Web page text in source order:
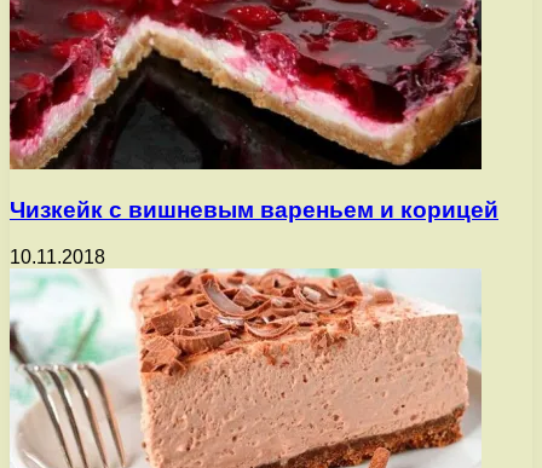
Чизкейк с вишневым вареньем и корицей
10.11.2018